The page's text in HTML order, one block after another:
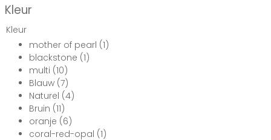
Kleur
Kleur
mother of pearl (1)
blackstone (1)
multi (10)
Blauw (7)
Naturel (4)
Bruin (11)
oranje (6)
coral-red-opal (1)